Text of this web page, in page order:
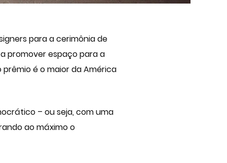
para a cerimônia de
promover espaço para a
é o maior da América
– ou seja, com uma
ao máximo o